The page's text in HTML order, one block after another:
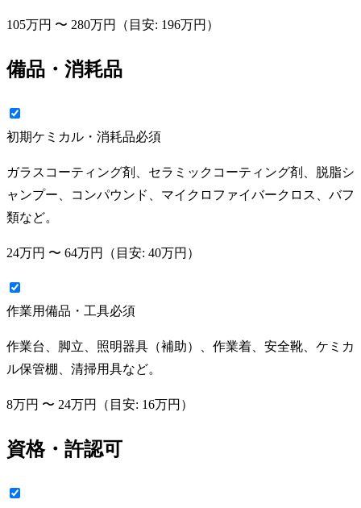
105万円 〜 280万円 （目安: 196万円 ）
備品・消耗品
初期ケミカル・消耗品必須
ガラスコーティング剤、セラミックコーティング剤、脱脂シ
ャンプー、コンパウンド、マイクロファイバークロス、バフ
類など。
24万円 〜 64万円 （目安: 40万円 ）
作業用備品・工具必須
作業台、脚立、照明器具（補助）、作業着、安全靴、ケミカ
ル保管棚、清掃用具など。
8万円 〜 24万円 （目安: 16万円 ）
資格・許認可